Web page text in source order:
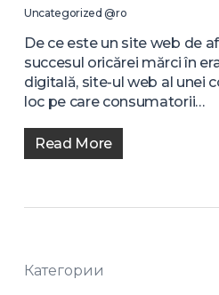
Uncategorized @ro
De ce este un site web de
succesul oricărei mărci în
digitală, site-ul web al unei
loc pe care consumatorii…
Read More
Категории